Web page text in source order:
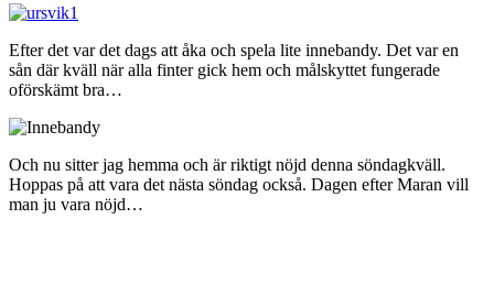
Efter det var det dags att åka och spela lite innebandy. Det var en
sån där kväll när alla finter gick hem och målskyttet fungerade
oförskämt bra…
Och nu sitter jag hemma och är riktigt nöjd denna söndagkväll.
Hoppas på att vara det nästa söndag också. Dagen efter Maran vill
man ju vara nöjd…